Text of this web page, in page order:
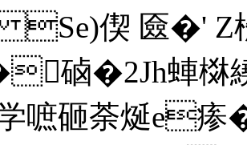
Se)偰 匳�' Z
硵�2Jh蛼棥
嗻砸荼烻e